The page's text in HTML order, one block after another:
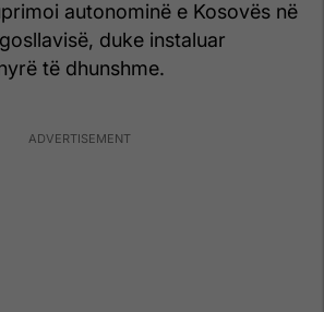
autonominë e Kosovës në
duke instaluar
të dhunshme.